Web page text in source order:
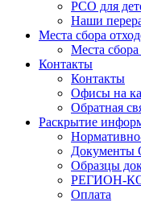
РСО для
Наши
Места сбора
Места сбора
Контакты
Контакты
Офисы на
Обратная
Раскрытие
Документы
Образцы
РЕГИОН-
Оплата